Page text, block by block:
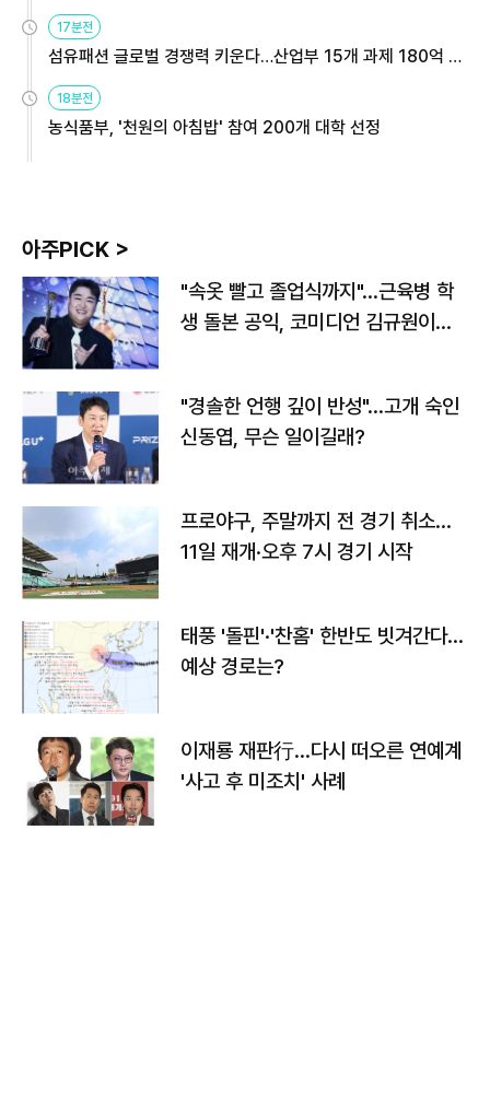
17분전
섬유패션 글로벌 경쟁력 키운다…산업부 15개 과제 180억 지
18분전
농식품부, '천원의 아침밥' 참여 200개 대학 선정
아주PICK >
"속옷 빨고 졸업식까지"…근육병 학
생 돌본 공익, 코미디언 김규원이었
"경솔한 언행 깊이 반성"…고개 숙인
신동엽, 무슨 일이길래?
프로야구, 주말까지 전 경기 취소…
11일 재개·오후 7시 경기 시작
태풍 '돌핀'·'찬홈' 한반도 빗겨간다…
예상 경로는?
이재룡 재판行…다시 떠오른 연예계
'사고 후 미조치' 사례